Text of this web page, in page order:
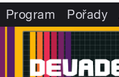
Program Pořady